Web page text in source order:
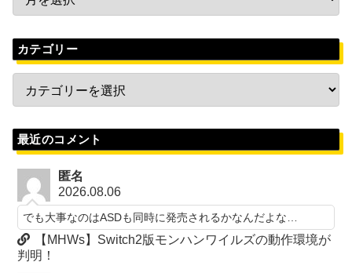
カテゴリー
最近のコメント
匿名
2026.08.06
でも大事なのはASDも同時に発売されるかなんだよな…
【MHWs】Switch2版モンハンワイルズの動作環境が
判明！